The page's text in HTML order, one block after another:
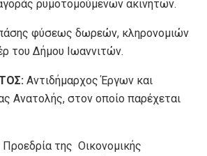
ρυμοτομούμενων ακινήτων.
φύσεως δωρεών, κληρονομιών
του Δήμου Ιωαννιτών.
Αντιδήμαρχος Έργων και
Ανατολής, στον οποίο παρέχεται
της Οικονομικής